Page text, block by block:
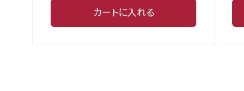
カートに入れる